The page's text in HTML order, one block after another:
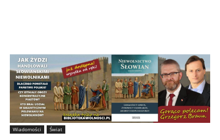
Wiadomości Świat